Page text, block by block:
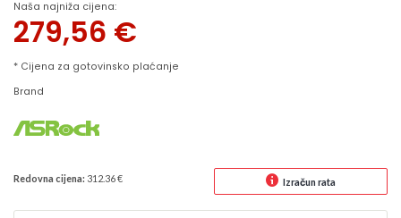
Naša najniža cijena:
279,56 €
* Cijena za gotovinsko plaćanje
Brand
Redovna cijena: 312.36 € Izračun rata